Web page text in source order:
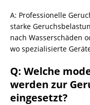
A: Professionelle
starke
nach Wasserschäden
wo spezialisierte
Q: Welche
werden zur
eingesetzt?